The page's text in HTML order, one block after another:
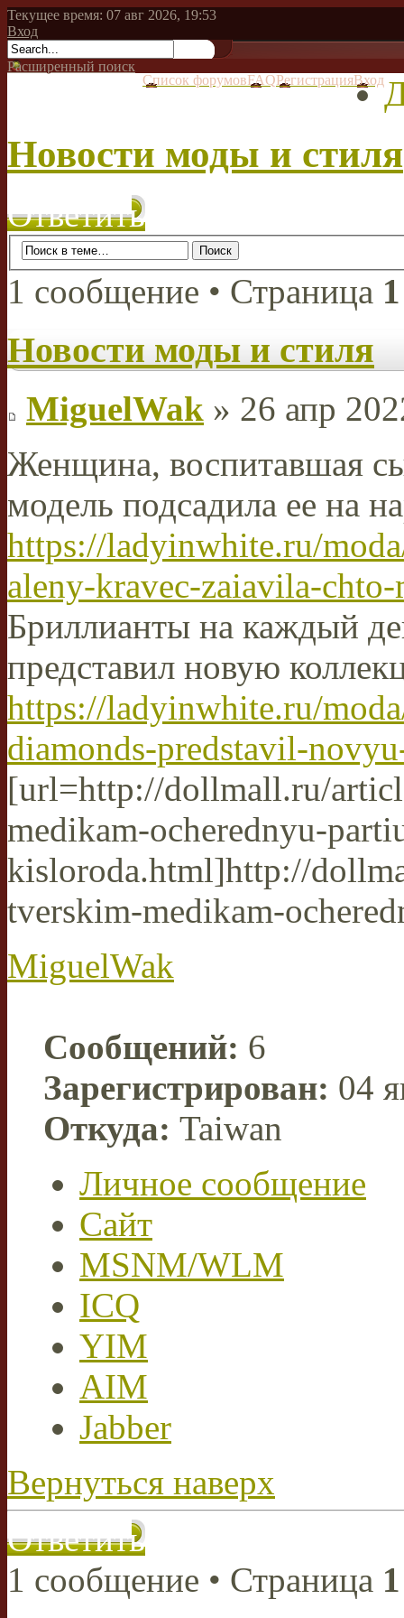
Текущее время: 07 авг 2026, 19:53
Вход
Расширенный поиск
Список форумовFAQРегистрацияВход
Новости моды и стиля
Ответить
1 сообщение • Страница 1
Новости моды и стиля
MiguelWak » 26 апр
Женщина, воспитавшая
модель подсадила ее на
https://ladyinwhite.ru/
aleny-kravec-zaiavila-
Бриллианты на каждый
представил новую
https://ladyinwhite.ru/
diamonds-predstavil-
[url=http://dollmall.ru/
medikam-ocherednyu-
kisloroda.html]http://
tverskim-medikam-
MiguelWak
Сообщений: 6
Зарегистрирован: 04
Откуда: Taiwan
Личное сообщение
Сайт
MSNM/WLM
ICQ
YIM
AIM
Jabber
Вернуться наверх
Ответить
1 сообщение • Страница 1